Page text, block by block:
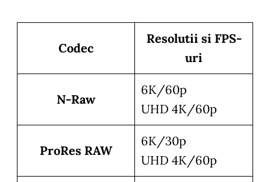
Codec
Resolutii si FPS-
uri
N-Raw
6K/60p
UHD 4K/60p
ProRes RAW
6K/30p
UHD 4K/60p